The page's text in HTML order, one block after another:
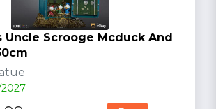
Uncle Scrooge Mcduck And